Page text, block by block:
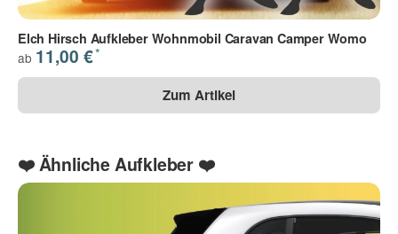
30 - silber met. 70 - anthrazit met.
Ihre Frage
Die Datenschutzbestimmungen habe ich zur Kenntnis
Elch Hirsch Aufkleber Wohnmobil Caravan Camper Womo
ab 11,00 €*
Zum Artikel
❤️ Ähnliche Aufkleber ❤️